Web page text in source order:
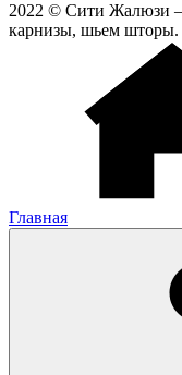
2022 © Сити Жалюзи
карнизы, шьем
Главная